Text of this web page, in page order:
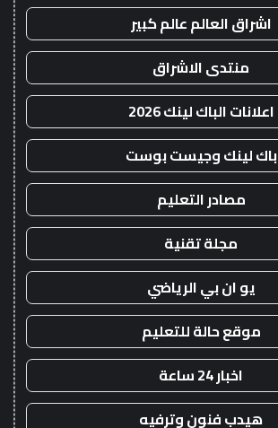
اشراق العالم عالم كبير
منتدى الاشراق
اعلانات الباك لينك 2026
باك لينك وجيست بوست
مصادر التعليم
مجلة تقنية
يو ان بي الرياضي
موقع حالة للتعليم
اخبار 24 ساعة
هيدب فنون وترفيه